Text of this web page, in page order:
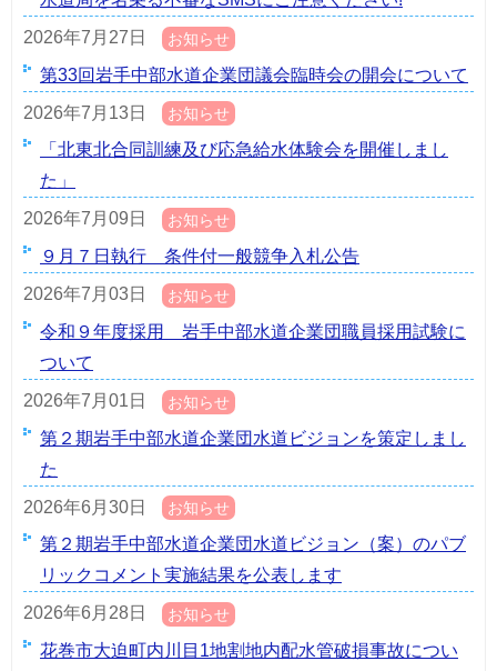
2026年7月27日
お知らせ
第33回岩手中部水道企業団議会臨時会の開会について
2026年7月13日
お知らせ
「北東北合同訓練及び応急給水体験会を開催しまし
た」
2026年7月09日
お知らせ
９月７日執行 条件付一般競争入札公告
2026年7月03日
お知らせ
令和９年度採用 岩手中部水道企業団職員採用試験に
ついて
2026年7月01日
お知らせ
第２期岩手中部水道企業団水道ビジョンを策定しまし
た
2026年6月30日
お知らせ
第２期岩手中部水道企業団水道ビジョン（案）のパブ
リックコメント実施結果を公表します
2026年6月28日
お知らせ
花巻市大迫町内川目1地割地内配水管破損事故につい